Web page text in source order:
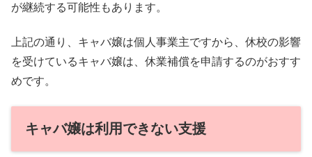
が継続する可能性もあります。
上記の通り、キャバ嬢は個人事業主ですから、休校の影響
を受けているキャバ嬢は、休業補償を申請するのがおすす
めです。
キャバ嬢は利用できない支援